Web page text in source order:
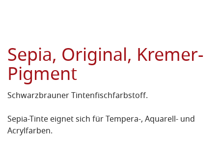
Sepia, Original, Kremer-
Pigment
Schwarzbrauner Tintenfischfarbstoff.
Sepia-Tinte eignet sich für Tempera-, Aquarell- und
Acrylfarben.